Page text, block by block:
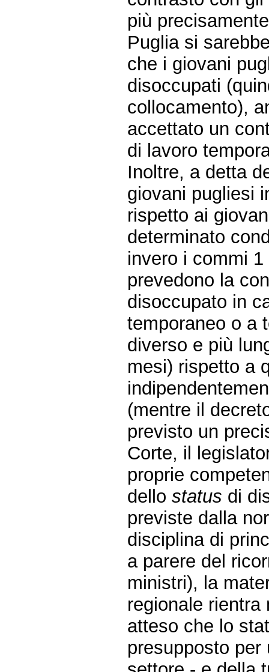
più
Puglia si
che i giovani
disoccupati
collocamento),
accettato un
di lavoro
Inoltre, a detta
giovani pugliesi
rispetto ai
determinato
invero i commi
prevedono la
disoccupato in
temporaneo o a
diverso e più
mesi) rispetto a
(mentre il
previsto un
Corte, il
proprie
dellostatus di
previste dalla
disciplina di
a parere del
ministri), la
regionale
atteso che lo
presupposto